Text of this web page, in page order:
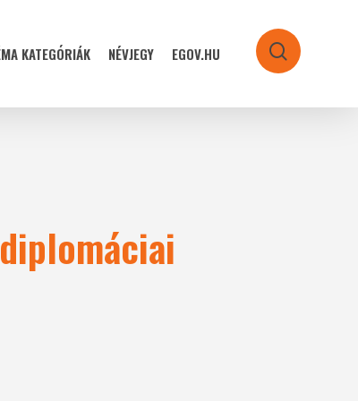
KATEGÓRIÁK NÉVJEGY EGOV.HU search